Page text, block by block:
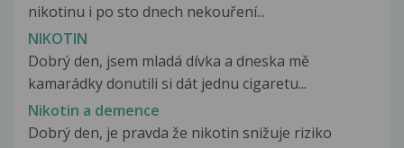
nikotinu i po sto dnech nekouření...
NIKOTIN
Dobrý den, jsem mladá dívka a dneska mě
kamarádky donutili si dát jednu cigaretu...
Nikotin a demence
Dobrý den, je pravda že nikotin snižuje riziko